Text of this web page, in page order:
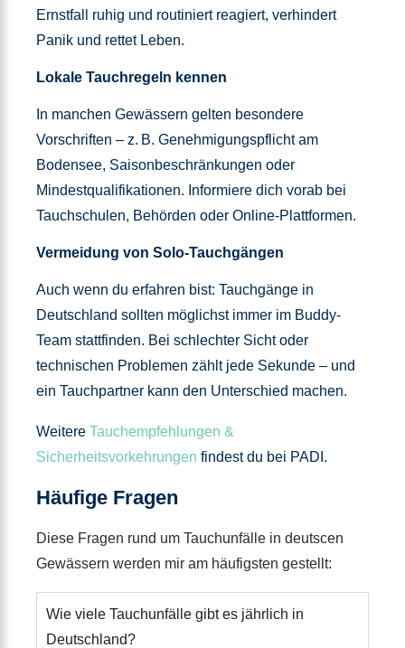
Ernstfall ruhig und routiniert reagiert, verhindert
Panik und rettet Leben.
Lokale Tauchregeln kennen
In manchen Gewässern gelten besondere
Vorschriften – z. B. Genehmigungspflicht am
Bodensee, Saisonbeschränkungen oder
Mindestqualifikationen. Informiere dich vorab bei
Tauchschulen, Behörden oder Online-Plattformen.
Vermeidung von Solo-Tauchgängen
Auch wenn du erfahren bist: Tauchgänge in
Deutschland sollten möglichst immer im Buddy-
Team stattfinden. Bei schlechter Sicht oder
technischen Problemen zählt jede Sekunde – und
ein Tauchpartner kann den Unterschied machen.
Weitere Tauchempfehlungen &
Sicherheitsvorkehrungen findest du bei PADI.
Häufige Fragen
Diese Fragen rund um Tauchunfälle in deutscen
Gewässern werden mir am häufigsten gestellt:
Wie viele Tauchunfälle gibt es jährlich in
Deutschland?